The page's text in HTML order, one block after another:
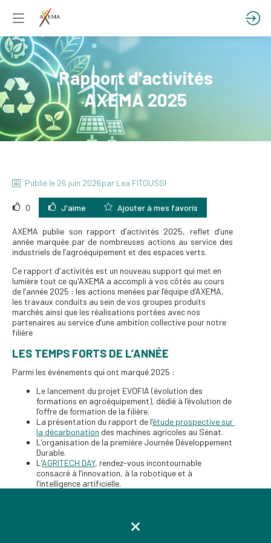
Rapport d'activités
AXEMA 2025
Publié le 26 juin 2026par Lea FITOUSSI
0 J'aime Ajouter à mes favoris
AXEMA publie son rapport d’activités 2025, reflet d’une
année marquée par de nombreuses actions au service des
industriels de l’agroéquipement et des espaces verts.
Ce rapport d'activités est un nouveau support qui met en
lumière tout ce qu'AXEMA a accompli à vos côtés au cours
de l’année 2025 : les actions menées par l’équipe d’AXEMA,
les travaux conduits au sein de vos groupes produits
marchés ainsi que les réalisations portées avec nos
partenaires au service d’une ambition collective pour notre
filière
LES TEMPS FORTS DE L’ANNÉE
Parmi les événements qui ont marqué 2025 :
Le lancement du projet EVOFIA (évolution des
formations en agroéquipement), dédié à l’évolution de
l’offre de formation de la filière.
La présentation du rapport de l’étude prospective sur
la décarbonation des machines agricoles au Sénat.
L’organisation de la première Journée Développement
Durable.
L’AGRITECH DAY, rendez-vous incontournable
consacré à l’innovation, à la robotique et à
l’intelligence artificielle.
La création d'AgriVitiEvents avec l'ambition de